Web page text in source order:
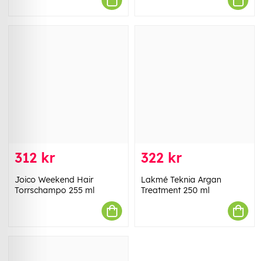
312 kr
Joico Weekend Hair
Torrschampo 255 ml
322 kr
Lakmé Teknia Argan
Treatment 250 ml